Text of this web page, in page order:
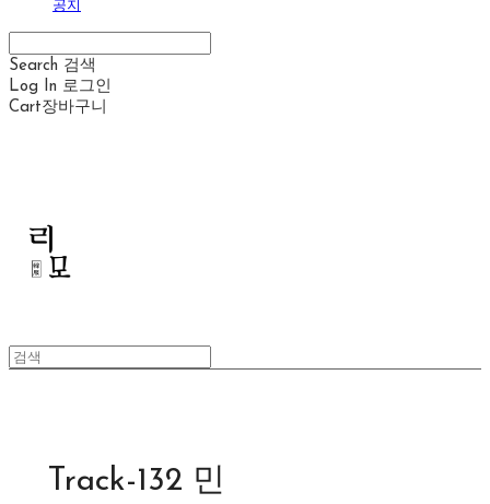
공지
Search 검색
Log In 로그인
Cart장바구니
Track-132 민